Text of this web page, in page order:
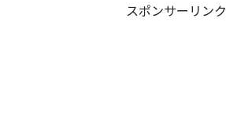
スポンサーリンク